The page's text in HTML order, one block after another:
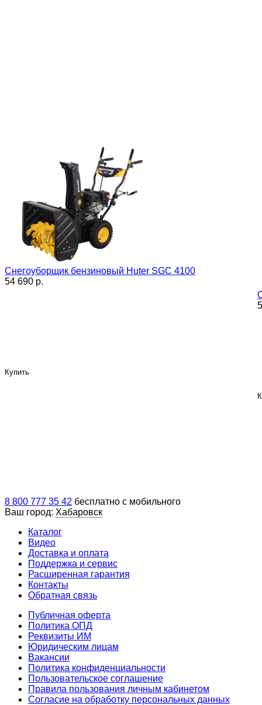
Снегоуборщик бензиновый Huter SGC 4100
54 690 p.
Купить
8 800 777 35 42 бесплатно с мобильного
Ваш город: Хабаровск
Каталог
Видео
Доставка и оплата
Поддержка и сервис
Расширенная гарантия
Контакты
Обратная связь
Публичная оферта
Политика ОПД
Реквизиты ИМ
Юридическим лицам
Вакансии
Политика конфиденциальности
Пользовательское соглашение
Правила пользования личным кабинетом
Согласие на обработку персональных данных